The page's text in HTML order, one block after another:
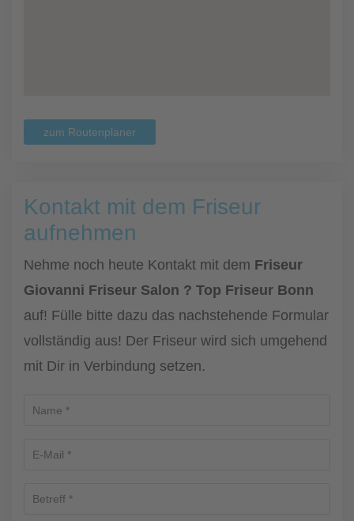
zum Routenplaner
Kontakt mit dem Friseur
aufnehmen
Nehme noch heute Kontakt mit dem Friseur
Giovanni Friseur Salon ? Top Friseur Bonn
auf! Fülle bitte dazu das nachstehende Formular
vollständig aus! Der Friseur wird sich umgehend
mit Dir in Verbindung setzen.